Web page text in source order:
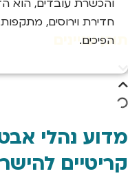
והכשרת עובדים, הוא
חדירת וירוסים,
הפיכים.
תוכן עניינים
מדוע נהלי
קריטיים